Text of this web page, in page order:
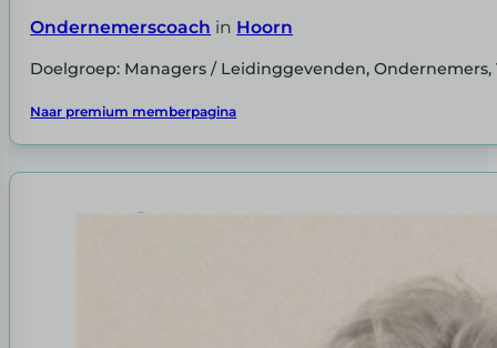
Ondernemerscoach in Hoorn
Doelgroep: Managers / Leidinggevenden, Ondernemers,
Naar premium memberpagina